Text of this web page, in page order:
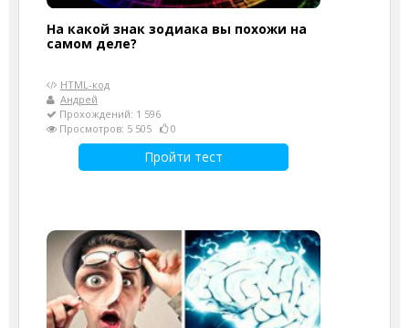
На какой знак зодиака вы похожи на
самом деле?
HTML-код
Андрей
Прохождений: 1 596
Просмотров: 5 505
0
Пройти тест